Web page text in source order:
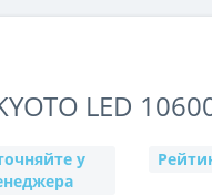
LED
у